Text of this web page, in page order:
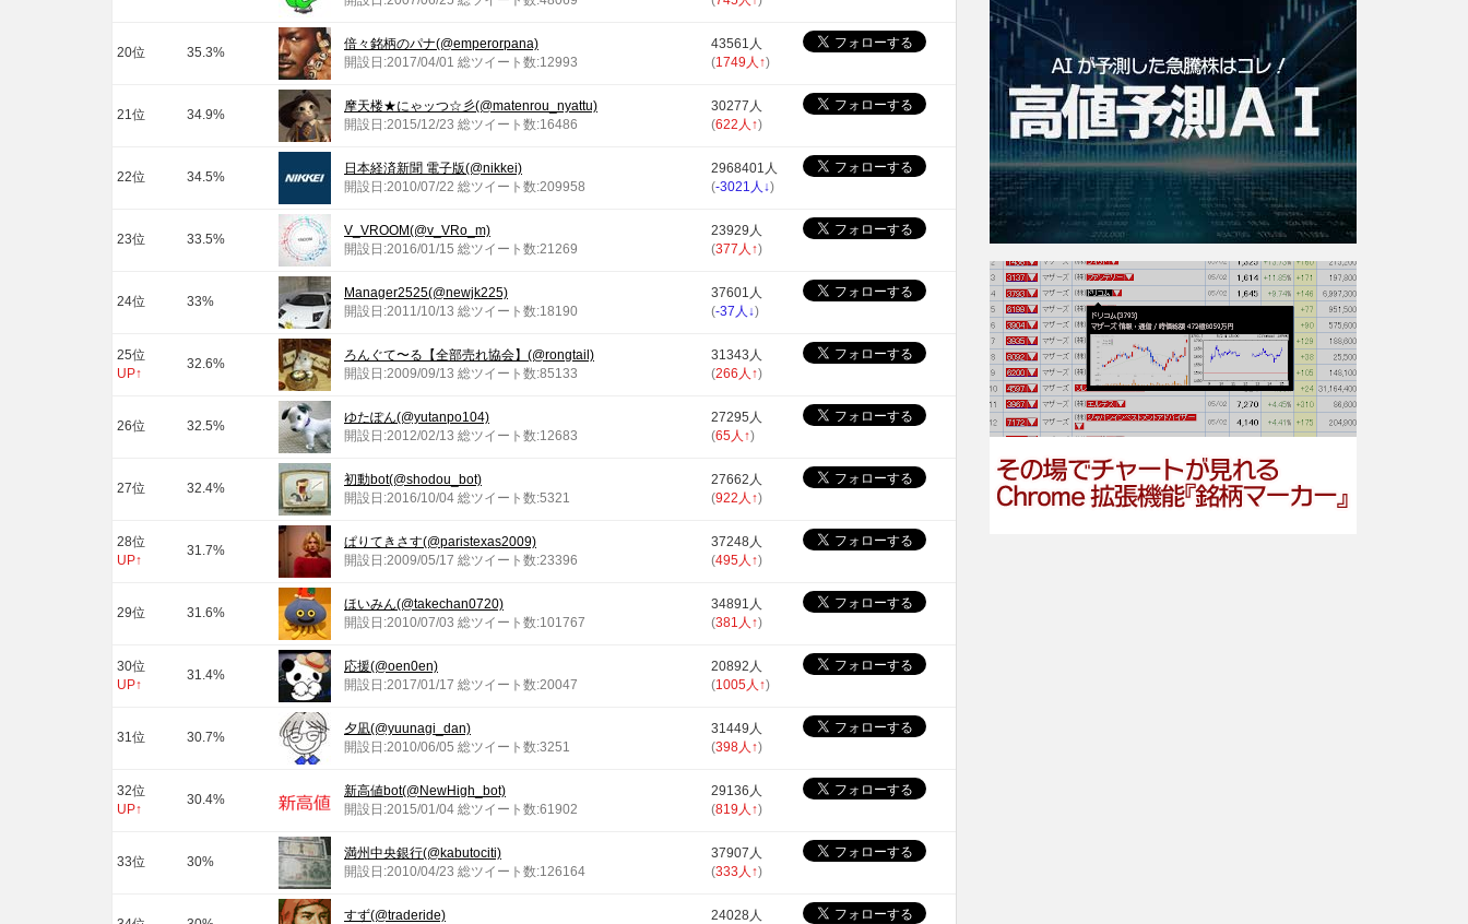
20位 35.3%
倍々銘柄のパナ(@emperorpana)
開設日:2017/04/01 総ツイート数:12993
43561人
(1749人 ↑)
21位 34.9%
摩天楼★にゃッつ☆彡(@matenrou_nyattu)
開設日:2015/12/23 総ツイート数:16486
30277人
(622人 ↑)
22位 34.5%
日本経済新聞 電子版(@nikkei)
開設日:2010/07/22 総ツイート数:209958
2968401人
(-3021人 ↓)
23位 33.5%
V_VROOM(@v_VRo_m)
開設日:2016/01/15 総ツイート数:21269
23929人
(377人 ↑)
24位 33%
Manager2525(@newjk225)
開設日:2011/10/13 総ツイート数:18190
37601人
(-37人 ↓)
25位
UP↑
32.6%
ろんぐて〜る【全部売れ協会】(@rongtail)
開設日:2009/09/13 総ツイート数:85133
31343人
(266人 ↑)
26位 32.5%
ゆたぽん(@yutanpo104)
開設日:2012/02/13 総ツイート数:12683
27295人
(65人 ↑)
27位 32.4%
初動bot(@shodou_bot)
開設日:2016/10/04 総ツイート数:5321
27662人
(922人 ↑)
28位
UP↑
31.7%
ぱりてきさす(@paristexas2009)
開設日:2009/05/17 総ツイート数:23396
37248人
(495人 ↑)
29位 31.6%
ほいみん(@takechan0720)
開設日:2010/07/03 総ツイート数:101767
34891人
(381人 ↑)
30位
UP↑
31.4%
応援(@oen0en)
開設日:2017/01/17 総ツイート数:20047
20892人
(1005人 ↑)
31位 30.7%
夕凪(@yuunagi_dan)
開設日:2010/06/05 総ツイート数:3251
31449人
(398人 ↑)
32位
UP↑
30.4%
新高値bot(@NewHigh_bot)
開設日:2015/01/04 総ツイート数:61902
29136人
(819人 ↑)
33位 30%
満州中央銀行(@kabutociti)
開設日:2010/04/23 総ツイート数:126164
37907人
(333人 ↑)
すず(@traderide)
24028人